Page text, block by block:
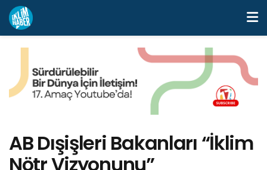
AB Dışişleri Bakanları “İklim
Nötr Vizyonunu”